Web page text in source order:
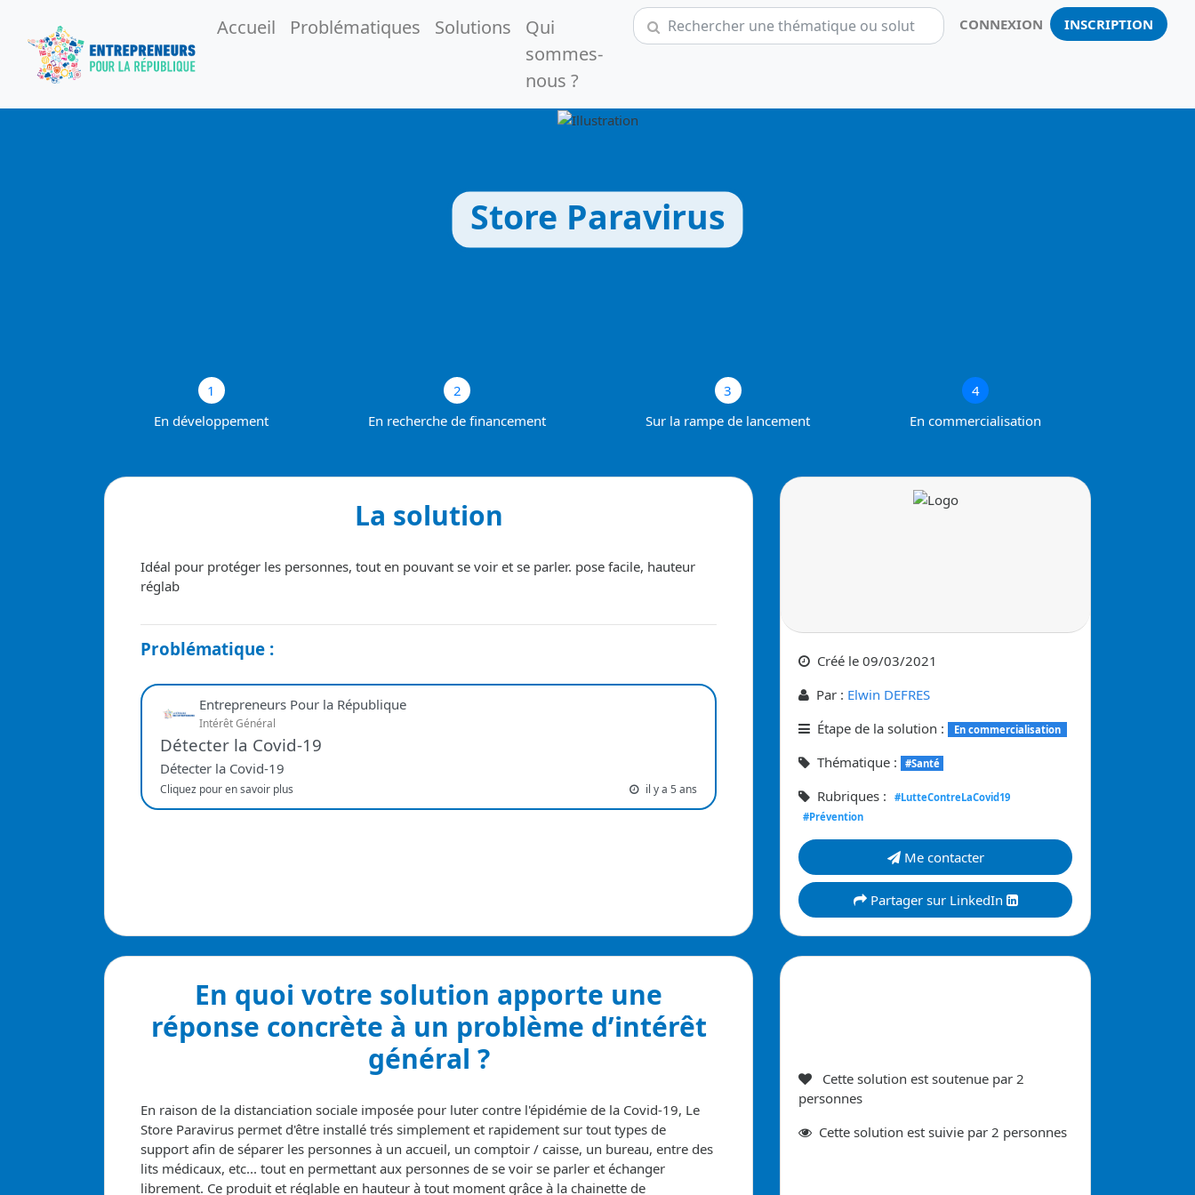
Accueil Problématiques Solutions
Qui
sommes-
nous ?
CONNEXION INSCRIPTION
Store Paravirus
1
En développement
2
En recherche de financement
3
Sur la rampe de lancement
4
En commercialisation
La solution
Idéal pour protéger les personnes, tout en pouvant se voir et se parler. pose facile, hauteur
réglab
Problématique :
Entrepreneurs Pour la République
Intérêt Général
Détecter la Covid-19
Détecter la Covid-19
Cliquez pour en savoir plus il y a 5 ans
Créé le 09/03/2021
Par : Elwin DEFRES
Étape de la solution :
En commercialisation
Thématique : #Santé
Rubriques :
#LutteContreLaCovid19
#Prévention
Me contacter
Partager sur LinkedIn
En quoi votre solution apporte une
réponse concrète à un problème d’intérêt
général ?
En raison de la distanciation sociale imposée pour luter contre l'épidémie de la Covid-19, Le
Store Paravirus permet d'être installé trés simplement et rapidement sur tout types de
support afin de séparer les personnes à un accueil, un comptoir / caisse, un bureau, entre des
lits médicaux, etc... tout en permettant aux personnes de se voir se parler et échanger
librement. Ce produit et réglable en hauteur à tout moment grâce à la chainette de
Cette solution est soutenue par 2
personnes
Cette solution est suivie par 2 personnes